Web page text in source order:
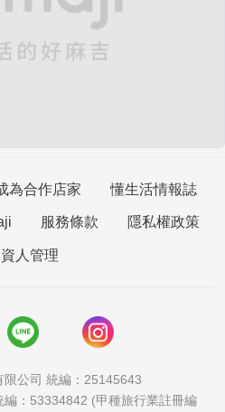
為合作店家 懂生活情報誌
服務條款 隱私權政策
人管理
限公司 統編：25145643
：53334842 (甲種旅行業註冊編